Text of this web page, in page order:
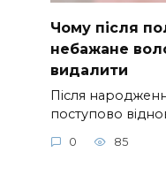
Чому після
небажане
видалити
Після
поступово
0 85